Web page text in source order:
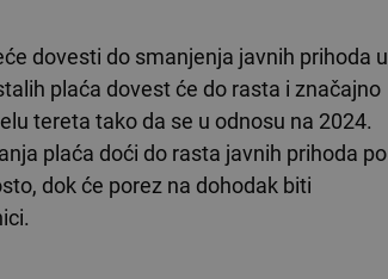
dovesti do smanjenja javnih prihoda u
plaća dovest će do rasta i značajno
tereta tako da se u odnosu na 2024.
plaća doći do rasta javnih prihoda po
dok će porez na dohodak biti